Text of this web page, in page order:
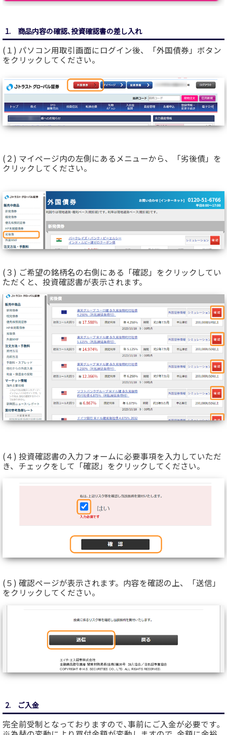
1. 商品内容の確認､投資確認書の差し入れ
(１) パソコン用取引画面にログイン後、「外国債券」ボタン
をクリックしてください。
(２) マイページ内の左側にあるメニューから、「劣後債」を
クリックしてください。
(３) ご希望の銘柄名の右側にある「確認」をクリックしてい
ただくと、投資確認書が表示されます。
(４) 投資確認書の入力フォームに必要事項を入力していただ
き、チェックをして「確認」をクリックしてください。
(５) 確認ページが表示されます。内容を確認の上、「送信」
をクリックしてください。
2. ご入金
完全前受制となっておりますので､事前にご入金が必要です｡